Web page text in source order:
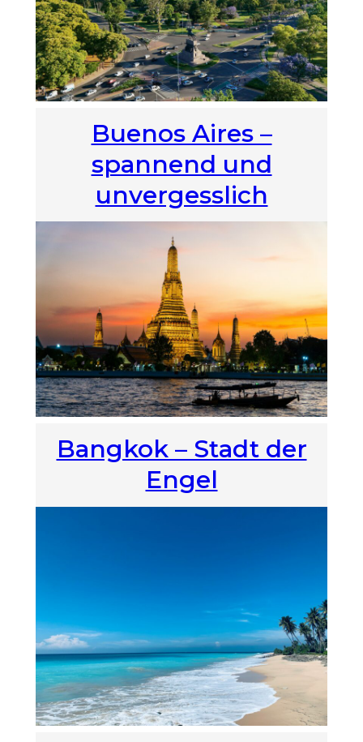
Buenos Aires –
spannend und
unvergesslich
Bangkok – Stadt der
Engel